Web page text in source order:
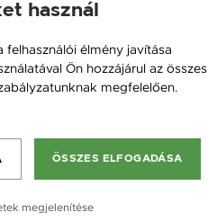
használ
felhasználói élmény javítása
Ön hozzájárul az összes
megfelelően.
ÖSSZES ELFOGADÁSA
megjelenítése